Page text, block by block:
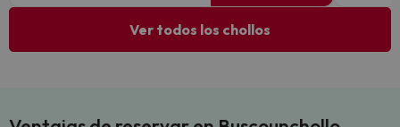
Ver todos los chollos